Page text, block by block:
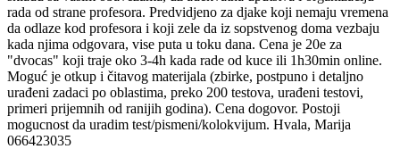
rada od strane profesora. Predvidjeno za djake koji nemaju vremena
da odlaze kod profesora i koji zele da iz sopstvenog doma vezbaju
kada njima odgovara, vise puta u toku dana. Cena je 20e za
"dvocas" koji traje oko 3-4h kada rade od kuce ili 1h30min online.
Moguć je otkup i čitavog materijala (zbirke, postpuno i detaljno
urađeni zadaci po oblastima, preko 200 testova, urađeni testovi,
primeri prijemnih od ranijih godina). Cena dogovor. Postoji
mogucnost da uradim test/pismeni/kolokvijum. Hvala, Marija
066423035